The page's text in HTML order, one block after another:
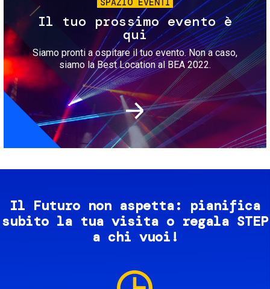
Il tuo prossimo evento è
qui
Siamo pronti a ospitare il tuo evento. Non a caso,
siamo la Best Location al BEA 2022.
Il Futuro non aspetta: pianifica
subito la tua visita o regala STEP
a chi vuoi!